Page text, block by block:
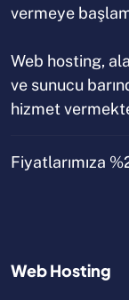
vermeye
Web hosting,
ve sunucu
hizmet
Fiyatlarımıza
Web Hosting